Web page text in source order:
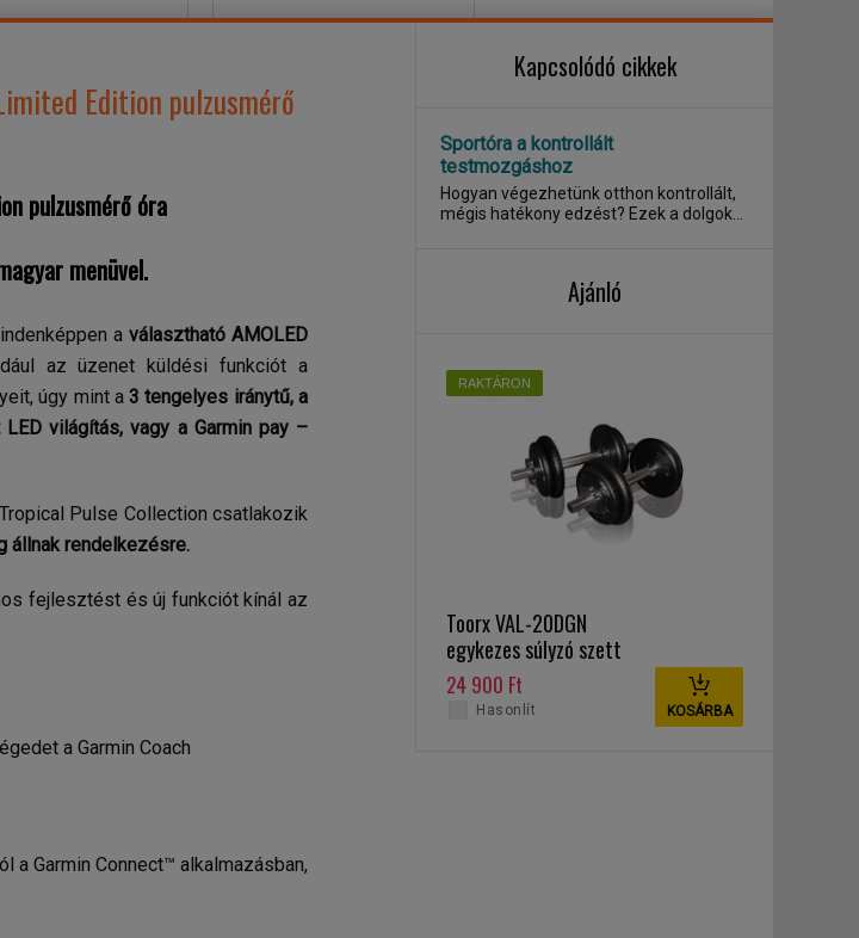
Edition pulzusmérő
pulzusmérő óra
menüvel.
a választható AMOLED
az üzenet küldési funkciót a
úgy mint a3 tengelyes iránytű, a
világítás, vagy a Garmin pay –
Pulse Collection csatlakozik
állnak rendelkezésre.
fejlesztést és új funkciót kínál az
a Garmin Coach
Garmin Connect™ alkalmazásban,
Kapcsolódó cikkek
Sportóra a kontrollált
testmozgáshoz
Hogyan végezhetünk otthon kontrollált,
mégis hatékony edzést? Ezek a dolgok
Ajánló
RAKTÁRON
Toorx VAL-20DGN
egykezes súlyzó szett
20 kg
24 900 Ft
KOSÁRBA
Hasonlít